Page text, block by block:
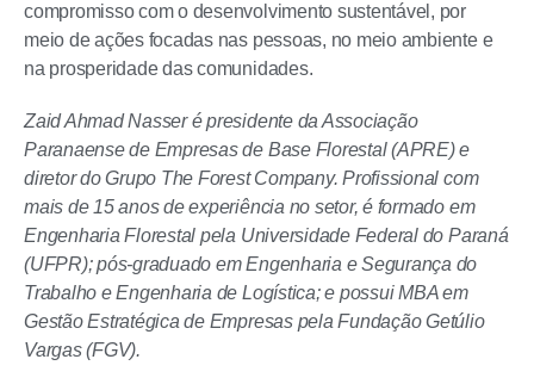
compromisso com o desenvolvimento sustentável, por
meio de ações focadas nas pessoas, no meio ambiente e
na prosperidade das comunidades.
Zaid Ahmad Nasser é presidente da Associação
Paranaense de Empresas de Base Florestal (APRE) e
diretor do Grupo The Forest Company. Profissional com
mais de 15 anos de experiência no setor, é formado em
Engenharia Florestal pela Universidade Federal do Paraná
(UFPR); pós-graduado em Engenharia e Segurança do
Trabalho e Engenharia de Logística; e possui MBA em
Gestão Estratégica de Empresas pela Fundação Getúlio
Vargas (FGV).